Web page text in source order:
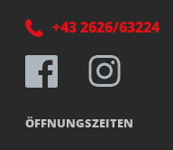
+43 2626/63224
ÖFFNUNGSZEITEN